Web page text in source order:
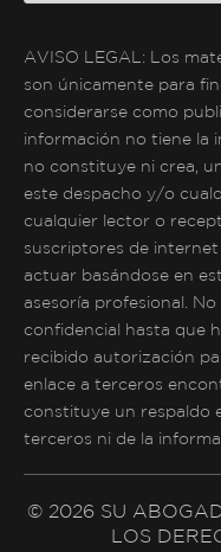
AVISO LEGAL: Los
son únicamente para
considerarse como
información no tiene la
no constituye ni crea,
este despacho y/o
cualquier lector o
suscriptores de
actuar basándose en
asesoría profesional.
confidencial hasta que
recibido autorización
enlace a terceros
constituye un respaldo
terceros ni de la
© 2026 SU
LOS